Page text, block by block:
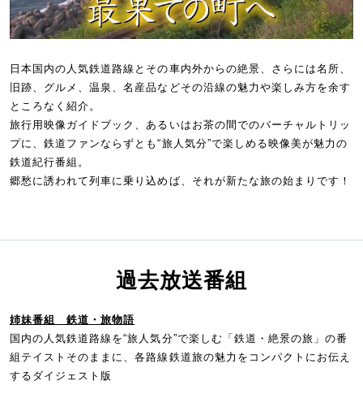
日本国内の人気鉄道路線とその車内外からの絶景、さらには名所、
旧跡、グルメ、温泉、名産品などその沿線の魅力や楽しみ方を余す
ところなく紹介。
旅行用映像ガイドブック、あるいはお茶の間でのバーチャルトリッ
プに、鉄道ファンならずとも“旅人気分”で楽しめる映像美が魅力の
鉄道紀行番組。
郷愁に誘われて列車に乗り込めば、それが新たな旅の始まりです！
過去放送番組
姉妹番組 鉄道・旅物語
国内の人気鉄道路線を“旅人気分”で楽しむ「鉄道・絶景の旅」の番
組テイストそのままに、各路線鉄道旅の魅力をコンパクトにお伝え
するダイジェスト版